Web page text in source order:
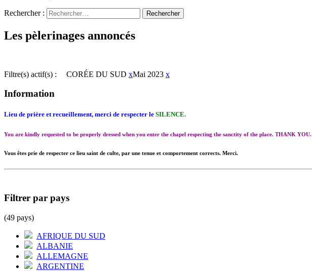
Rechercher :
Les pèlerinages annoncés
Filtre(s) actif(s) : CORÉE DU SUD xMai 2023 x
Information
Lieu de prière et recueillement, merci de respecter le SILENCE.
You are kindly requested to be properly dressed when you enter the chapel respecting the sanctity of the place. THANK YOU.
Vous êtes prie de respecter ce lieu saint de culte, par une tenue et comportement corrects. Merci.
Filtrer par pays
(49 pays)
AFRIQUE DU SUD
ALBANIE
ALLEMAGNE
ARGENTINE